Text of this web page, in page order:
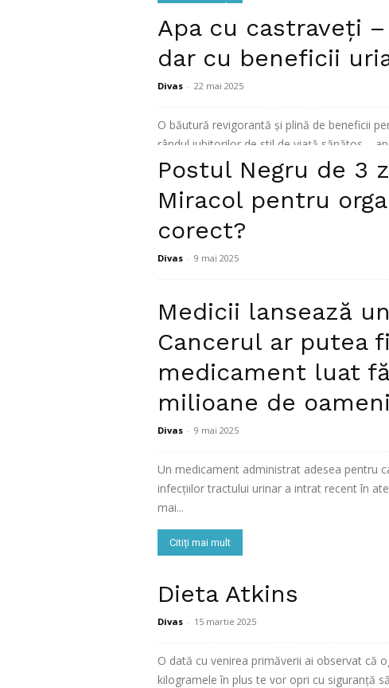
Citiți mai mult
Apa cu castraveți
dar cu beneficii
Divas - 22 mai 2025
O băutură revigorantă și plină de beneficii
rândul iubitorilor de stil de viață sănătos –
Citiți mai mult
Postul Negru de 3
Miracol pentru
corect?
Divas - 9 mai 2025
perspectivă spirituală, cât și medicală. De-a
Citiți mai mult
Medicii lansează
Cancerul ar putea
medicament luat
milioane de oameni
Divas - 9 mai 2025
Un medicament administrat adesea pentru
infecțiilor tractului urinar a intrat recent în
mai...
Citiți mai mult
Dieta Atkins
Divas - 15 martie 2025
O dată cu venirea primăverii ai observat că
kilogramele în plus te vor opri cu siguranță